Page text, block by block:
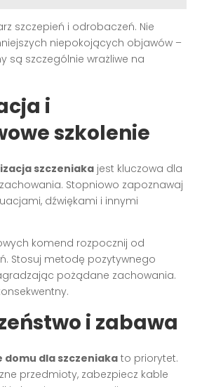
szczepień i odrobaczeń. Nie
niepokojących objawów –
są szczególnie wrażliwe na
i
szkolenie
szczeniaka jest kluczowa dla
Stopniowo zapoznawaj
dźwiękami i innymi
komend rozpocznij od
Stosuj metodę pozytywnego
pożądane zachowania.
i zabawa
domu dla szczeniaka to priorytet.
przedmioty, zabezpiecz kable